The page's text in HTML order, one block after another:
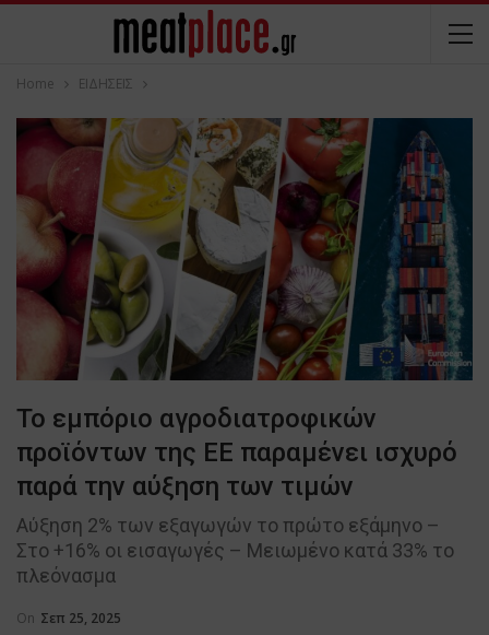
Home ΕΙΔΗΣΕΙΣ
Το εμπόριο αγροδιατροφικών
προϊόντων της ΕΕ παραμένει ισχυρό
παρά την αύξηση των τιμών
Αύξηση 2% των εξαγωγών το πρώτο εξάμηνο –
Στο +16% οι εισαγωγές – Μειωμένο κατά 33% το
πλεόνασμα
On Σεπ 25, 2025